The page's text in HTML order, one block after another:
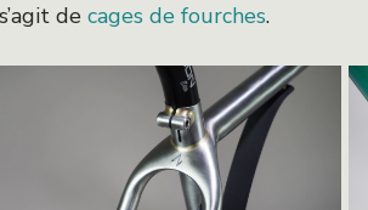
de cages de fourches.